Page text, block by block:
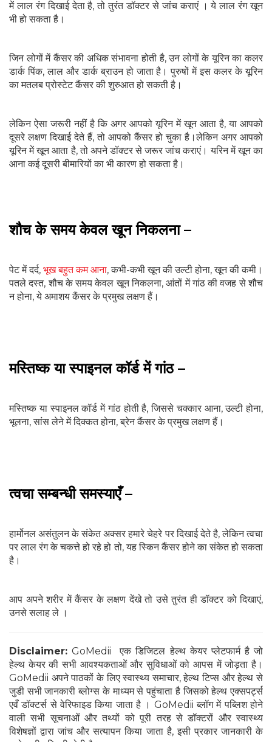
में लाल रंग दिखाई देता है, तो तुरंत डॉक्टर से जांच कराएं । ये लाल रंग खून
भी हो सकता है।
जिन लोगों में कैंसर की अधिक संभावना होती है, उन लोगों के यूरिन का कलर
डार्क पिंक, लाल और डार्क ब्राउन हो जाता है। पुरुषों में इस कलर के यूरिन
का मतलब प्रोस्टेट कैंसर की शुरुआत हो सकती है।
लेकिन ऐसा जरूरी नहीं है कि अगर आपको यूरिन में खून आता है, या आपको
दूसरे लक्षण दिखाई देते हैं, तो आपको कैंसर हो चुका है।लेकिन अगर आपको
यूरिन में खून आता है, तो अपने डॉक्टर से जरूर जांच कराएं। यरिन में खून का
आना कई दूसरी बीमारियों का भी कारण हो सकता है।
शौच के समय केवल खून निकलना –
पेट में दर्द, भूख बहुत कम आना, कभी-कभी खून की उल्टी होना, खून की कमी।
पतले दस्त, शौच के समय केवल खून निकलना, आंतों में गांठ की वजह से शौच
न होना, ये अमाशय कैंसर के प्रमुख लक्षण हैं।
मस्तिष्क या स्पाइनल कॉर्ड में गांठ –
मस्तिष्क या स्पाइनल कॉर्ड में गांठ होती है, जिससे चक्कार आना, उल्टी होना,
भूलना, सांस लेने में दिक्कत होना, ब्रेन कैंसर के प्रमुख लक्षण हैं।
त्वचा सम्बन्धी समस्याएँ –
हार्मोनल असंतुलन के संकेत अक्सर हमारे चेहरे पर दिखाई देते है, लेकिन त्वचा
पर लाल रंग के चकत्ते हो रहे हो तो, यह स्किन कैंसर होने का संकेत हो सकता
है।
आप अपने शरीर में कैंसर के लक्षण देंखे तो उसे तुरंत ही डॉक्‍टर को दिखाएं,
उनसे सलाह ले ।
Disclaimer: GoMedii एक डिजिटल हेल्थ केयर प्लेटफार्म है जो
हेल्थ केयर की सभी आवश्यकताओं और सुविधाओं को आपस में जोड़ता है।
GoMedii अपने पाठकों के लिए स्वास्थ्य समाचार, हेल्थ टिप्स और हेल्थ से
जुडी सभी जानकारी ब्लोग्स के माध्यम से पहुंचाता है जिसको हेल्थ एक्सपर्ट्स
एवँ डॉक्टर्स से वेरिफाइड किया जाता है । GoMedii ब्लॉग में पब्लिश होने
वाली सभी सूचनाओं और तथ्यों को पूरी तरह से डॉक्टरों और स्वास्थ्य
विशेषज्ञों द्वारा जांच और सत्यापन किया जाता है, इसी प्रकार जानकारी के